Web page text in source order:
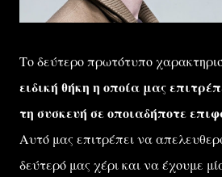
Το δεύτερο πρωτότυπο
ειδική θήκη η οποία μας
τη συσκευή σε οποιαδήποτε
Αυτό μας επιτρέπει να
δεύτερό μας χέρι και να έχουμε